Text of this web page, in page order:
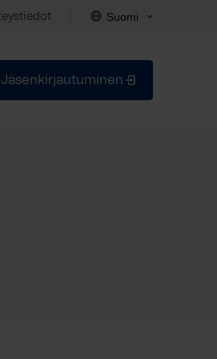
Suomi
Jäsenkirjautuminen